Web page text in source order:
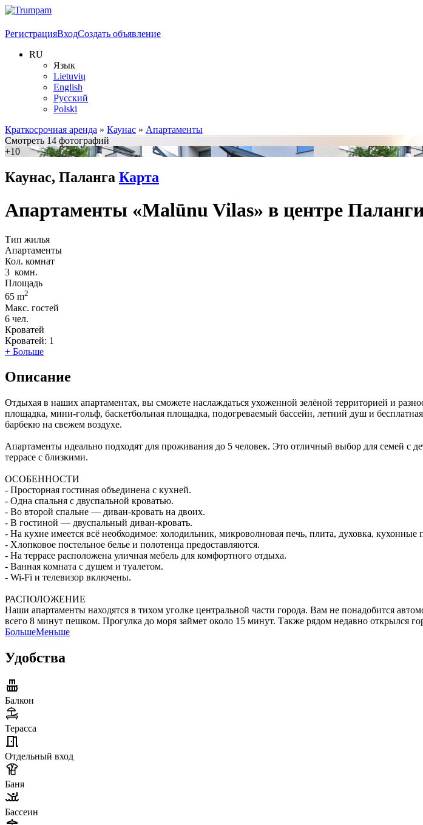
РегистрацияВходСоздать объявление
RU
Язык
Lietuvių
English
Русский
Polski
Краткосрочная аренда » Каунас » Апартаменты
Смотреть 14 фотографий
+10
Каунас, Паланга Карта
Апартаменты «Malūnu Vilas» в центре Паланги
Тип жилья
Апартаменты
Кол. комнат
3 комн.
Площадь
65 m2
Макс. гостей
6 чел.
Кроватей
Кроватей: 1
+ Больше
Описание
Отдыхая в наших апартаментах, вы сможете наслаждаться ухоженной зелёной территорией и
площадка, мини-гольф, баскетбольная площадка, подогреваемый бассейн, летний душ и
барбекю на свежем воздухе.
Апартаменты идеально подходят для проживания до 5 человек. Это отличный выбор для семей с
террасе с близкими.
ОСОБЕННОСТИ
- Просторная гостиная объединена с кухней.
- Одна спальня с двуспальной кроватью.
- Во второй спальне — диван-кровать на двоих.
- В гостиной — двуспальный диван-кровать.
- На кухне имеется всё необходимое: холодильник, микроволновая печь, плита, духовка, кухонные
- Хлопковое постельное белье и полотенца предоставляются.
- На террасе расположена уличная мебель для комфортного отдыха.
- Ванная комната с душем и туалетом.
- Wi-Fi и телевизор включены.
РАСПОЛОЖЕНИЕ
Наши апартаменты находятся в тихом уголке центральной части города. Вам не понадобится
всего 8 минут пешком. Прогулка до моря займет около 15 минут. Также рядом недавно открылся
БольшеМеньше
Удобства
Балкон
Терасса
Отдельный вход
Баня
Бассеин